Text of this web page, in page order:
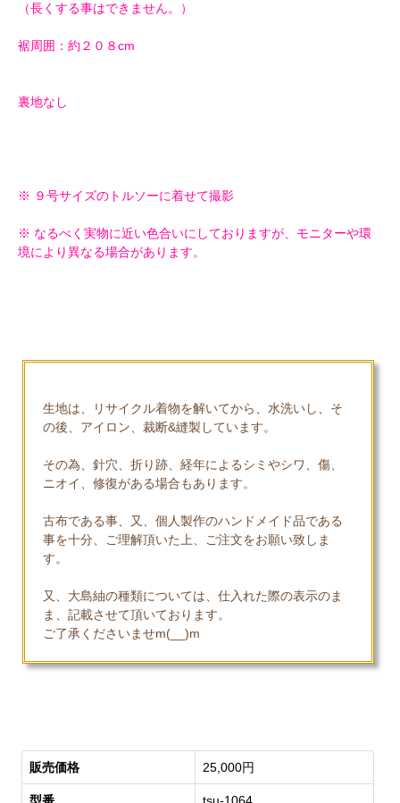
（長くする事はできません。）
裾周囲：約２０８cm
裏地なし
※ ９号サイズのトルソーに着せて撮影
※ なるべく実物に近い色合いにしておりますが、モニターや環
境により異なる場合があります。
生地は、リサイクル着物を解いてから、水洗いし、そ
の後、アイロン、裁断&縫製しています。
その為、針穴、折り跡、経年によるシミやシワ、傷、
ニオイ、修復がある場合もあります。
古布である事、又、個人製作のハンドメイド品である
事を十分、ご理解頂いた上、ご注文をお願い致しま
す。
又、大島紬の種類については、仕入れた際の表示のま
ま、記載させて頂いております。
ご了承くださいませm(__)m
販売価格 25,000円